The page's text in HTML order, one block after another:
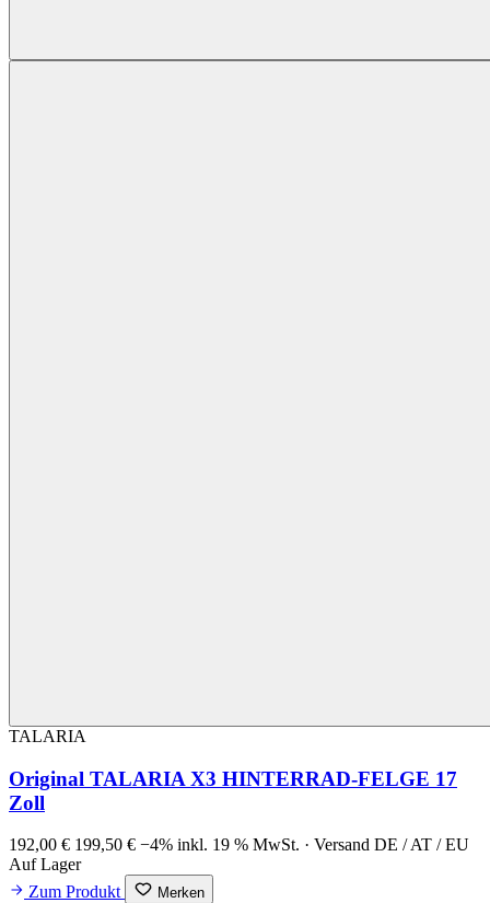
TALARIA
Original TALARIA X3 HINTERRAD-FELGE 17
Zoll
192,00 € 199,50 € −4% inkl. 19 % MwSt. · Versand DE / AT / EU
Auf Lager
Zum Produkt
Merken